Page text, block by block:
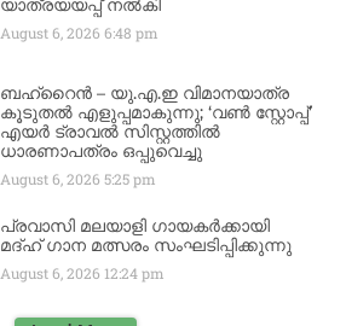
യാത്രയയപ്പ് നൽകി
August 6, 20266:48 pm
ബഹ്‌റൈൻ – യു.എ.ഇ വിമാനയാത്ര
കൂടുതൽ എളുപ്പമാകുന്നു; ‘വൺ സ്റ്റോപ്പ്’
എയർ ട്രാവൽ സിസ്റ്റത്തിൽ
ധാരണാപത്രം ഒപ്പുവെച്ചു
August 6, 20265:25 pm
പ്രവാസി മലയാളി ഗായകർക്കായി
മദ്ഹ് ഗാന മത്സരം സംഘടിപ്പിക്കുന്നു
August 6, 2026 12:24 pm